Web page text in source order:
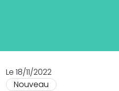
Le 18/11/2022
Nouveau